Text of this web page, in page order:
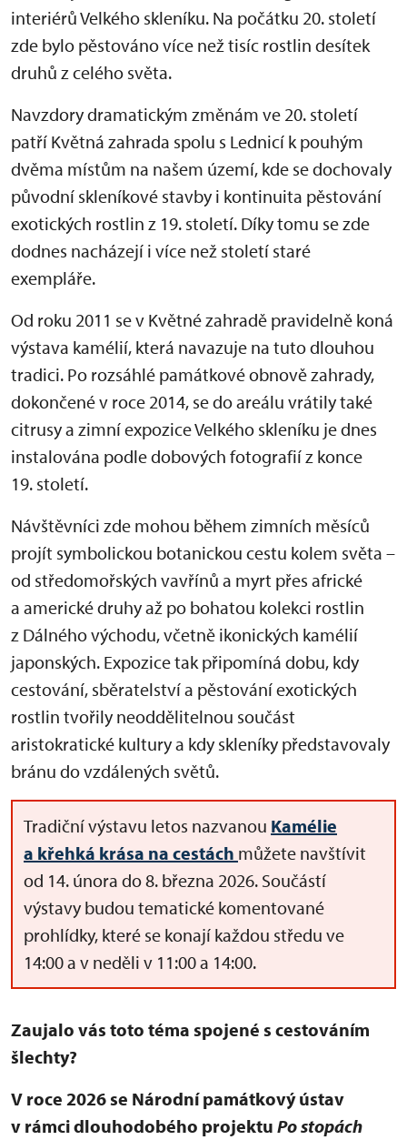
interiérů Velkého skleníku. Na počátku 20. století
zde bylo pěstováno více než tisíc rostlin desítek
druhů z celého světa.
Navzdory dramatickým změnám ve 20. století
patří Květná zahrada spolu s Lednicí k pouhým
dvěma místům na našem území, kde se dochovaly
původní skleníkové stavby i kontinuita pěstování
exotických rostlin z 19. století. Díky tomu se zde
dodnes nacházejí i více než století staré
exempláře.
Od roku 2011 se v Květné zahradě pravidelně koná
výstava kamélií, která navazuje na tuto dlouhou
tradici. Po rozsáhlé památkové obnově zahrady,
dokončené v roce 2014, se do areálu vrátily také
citrusy a zimní expozice Velkého skleníku je dnes
instalována podle dobových fotografií z konce
19. století.
Návštěvníci zde mohou během zimních měsíců
projít symbolickou botanickou cestu kolem světa –
od středomořských vavřínů a myrt přes africké
a americké druhy až po bohatou kolekci rostlin
z Dálného východu, včetně ikonických kamélií
japonských. Expozice tak připomíná dobu, kdy
cestování, sběratelství a pěstování exotických
rostlin tvořily neoddělitelnou součást
aristokratické kultury a kdy skleníky představovaly
bránu do vzdálených světů.
Tradiční výstavu letos nazvanou Kamélie
a křehká krása na cestách můžete navštívit
od 14. února do 8. března 2026. Součástí
výstavy budou tematické komentované
prohlídky, které se konají každou středu ve
14:00 a v neděli v 11:00 a 14:00.
Zaujalo vás toto téma spojené s cestováním
šlechty?
V roce 2026 se Národní památkový ústav
v rámci dlouhodobého projektu Po stopách